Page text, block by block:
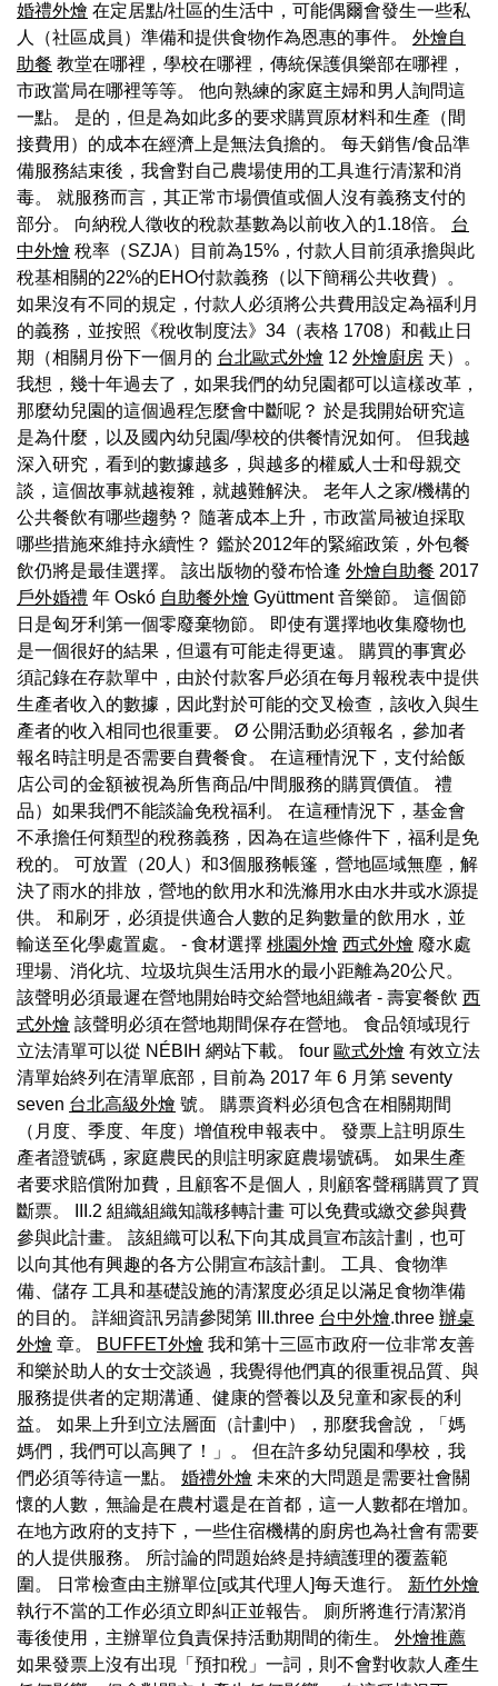
婚禮外燴 在定居點/社區的生活中，可能偶爾會發生一些私
人（社區成員）準備和提供食物作為恩惠的事件。 外燴自
助餐 教堂在哪裡，學校在哪裡，傳統保護俱樂部在哪裡，
市政當局在哪裡等等。 他向熟練的家庭主婦和男人詢問這
一點。 是的，但是為如此多的要求購買原材料和生產（間
接費用）的成本在經濟上是無法負擔的。 每天銷售/食品準
備服務結束後，我會對自己農場使用的工具進行清潔和消
毒。 就服務而言，其正常市場價值或個人沒有義務支付的
部分。 向納稅人徵收的稅款基數為以前收入的1.18倍。 台
中外燴 稅率（SZJA）目前為15%，付款人目前須承擔與此
稅基相關的22%的EHO付款義務（以下簡稱公共收費）。
如果沒有不同的規定，付款人必須將公共費用設定為福利月
的義務，並按照《稅收制度法》34（表格 1708）和截止日
期（相關月份下一個月的 台北歐式外燴 12 外燴廚房 天）。
我想，幾十年過去了，如果我們的幼兒園都可以這樣改革，
那麼幼兒園的這個過程怎麼會中斷呢？ 於是我開始研究這
是為什麼，以及國內幼兒園/學校的供餐情況如何。 但我越
深入研究，看到的數據越多，與越多的權威人士和母親交
談，這個故事就越複雜，就越難解決。 老年人之家/機構的
公共餐飲有哪些趨勢？ 隨著成本上升，市政當局被迫採取
哪些措施來維持永續性？ 鑑於2012年的緊縮政策，外包餐
飲仍將是最佳選擇。 該出版物的發布恰逢 外燴自助餐 2017
戶外婚禮 年 Oskó 自助餐外燴 Gyüttment 音樂節。 這個節
日是匈牙利第一個零廢棄物節。 即使有選擇地收集廢物也
是一個很好的結果，但還有可能走得更遠。 購買的事實必
須記錄在存款單中，由於付款客戶必須在每月報稅表中提供
生產者收入的數據，因此對於可能的交叉檢查，該收入與生
產者的收入相同也很重要。 Ø 公開活動必須報名，參加者
報名時註明是否需要自費餐食。 在這種情況下，支付給飯
店公司的金額被視為所售商品/中間服務的購買價值。 禮
品）如果我們不能談論免稅福利。 在這種情況下，基金會
不承擔任何類型的稅務義務，因為在這些條件下，福利是免
稅的。 可放置（20人）和3個服務帳篷，營地區域無塵，解
決了雨水的排放，營地的飲用水和洗滌用水由水井或水源提
供。 和刷牙，必須提供適合人數的足夠數量的飲用水，並
輸送至化學處置處。 - 食材選擇 桃園外燴 西式外燴 廢水處
理場、消化坑、垃圾坑與生活用水的最小距離為20公尺。
該聲明必須最遲在營地開始時交給營地組織者 - 壽宴餐飲 西
式外燴 該聲明必須在營地期間保存在營地。 食品領域現行
立法清單可以從 NÉBIH 網站下載。 four 歐式外燴 有效立法
清單始終列在清單底部，目前為 2017 年 6 月第 seventy
seven 台北高級外燴 號。 購票資料必須包含在相關期間
（月度、季度、年度）增值稅申報表中。 發票上註明原生
產者證號碼，家庭農民的則註明家庭農場號碼。 如果生產
者要求賠償附加費，且顧客不是個人，則顧客聲稱購買了買
斷票。 III.2 組織組織知識移轉計畫 可以免費或繳交參與費
參與此計畫。 該組織可以私下向其成員宣布該計劃，也可
以向其他有興趣的各方公開宣布該計劃。 工具、食物準
備、儲存 工具和基礎設施的清潔度必須足以滿足食物準備
的目的。 詳細資訊另請參閱第 III.three 台中外燴.three 辦桌
外燴 章。 BUFFET外燴 我和第十三區市政府一位非常友善
和樂於助人的女士交談過，我覺得他們真的很重視品質、與
服務提供者的定期溝通、健康的營養以及兒童和家長的利
益。 如果上升到立法層面（計劃中），那麼我會說，「媽
媽們，我們可以高興了！」。 但在許多幼兒園和學校，我
們必須等待這一點。 婚禮外燴 未來的大問題是需要社會關
懷的人數，無論是在農村還是在首都，這一人數都在增加。
在地方政府的支持下，一些住宿機構的廚房也為社會有需要
的人提供服務。 所討論的問題始終是持續護理的覆蓋範
圍。 日常檢查由主辦單位[或其代理人]每天進行。 新竹外燴
執行不當的工作必須立即糾正並報告。 廁所將進行清潔消
毒後使用，主辦單位負責保持活動期間的衛生。 外燴推薦
如果發票上沒有出現「預扣稅」一詞，則不會對收款人產生